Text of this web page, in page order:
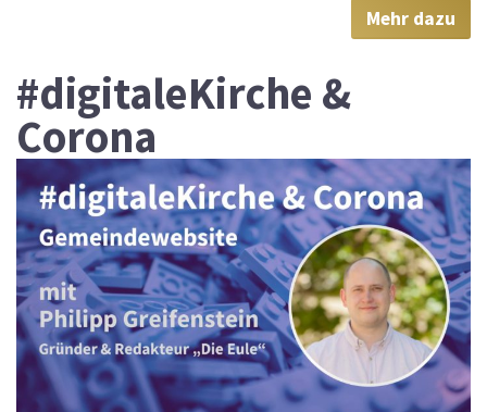
Mehr dazu
#digitaleKirche &
Corona